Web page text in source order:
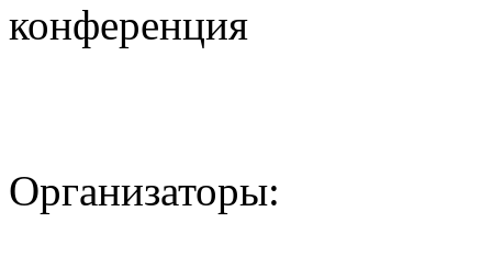
конференция
Организаторы: